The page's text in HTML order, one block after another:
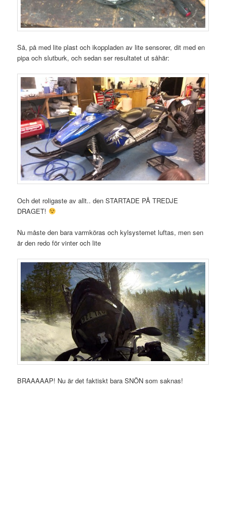
Så, på med lite plast och ikoppladen av lite sensorer, dit med en
pipa och slutburk, och sedan ser resultatet ut såhär:
Och det roligaste av allt.. den STARTADE PÅ TREDJE
DRAGET!
Nu måste den bara varmköras och kylsystemet luftas, men sen
är den redo för vinter och lite
BRAAAAAP! Nu är det faktiskt bara SNÖN som saknas!